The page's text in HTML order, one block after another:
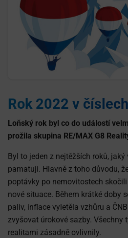
Rok 2022 v číslech
Loňský rok byl co do událostí
prožila skupina RE/MAX G8
Byl to jeden z nejtěžších roků,
pamatuji. Hlavně z toho důvodu,
poptávky po nemovitostech
nové situace. Během krátké doby
paliv, inflace vyletěla vzhůru a
zvyšovat úrokové sazby. Všechny
realitami zásadně ovlivnily.